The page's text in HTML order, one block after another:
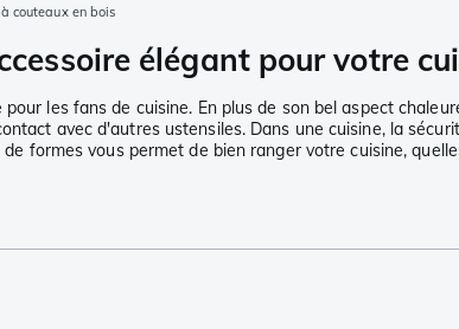
à couteaux en bois
élégant pour votre
les fans de cuisine. En plus de son bel aspect
avec d'autres ustensiles. Dans une cuisine, la
formes vous permet de bien ranger votre cuisine,